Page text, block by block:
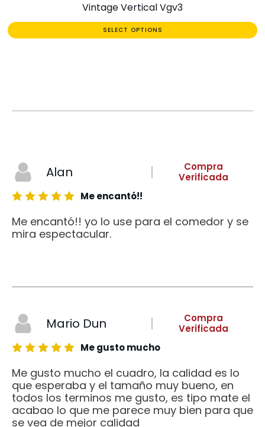
Vintage Vertical Vgv3
SELECT OPTIONS
Alan
Compra
Verificada
Me encantó!!
Me encantó!! yo lo use para el comedor y se
mira espectacular.
Mario Dun
Compra
Verificada
Me gusto mucho
Me gusto mucho el cuadro, la calidad es lo
que esperaba y el tamaño muy bueno, en
todos los terminos me gusto, es tipo mate el
acabao lo que me parece muy bien para que
se vea de mejor calidad